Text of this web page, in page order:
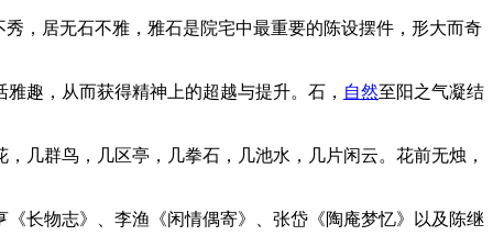
，居无石不雅，雅石是院宅中最重要的陈设摆件，形大而奇
趣，从而获得精神上的超越与提升。石， 自然至阳之气凝结
几群鸟，几区亭，几拳石，几池水，几片闲云。花前无烛，
长物志》、李渔《闲情偶寄》、张岱《陶庵梦忆》以及陈继